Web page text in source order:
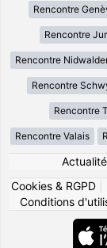
Rencontre
Rencontre
Rencontre
Rencontre
Rencontre
Rencontre Valais
Cookies & RGPD
Conditions